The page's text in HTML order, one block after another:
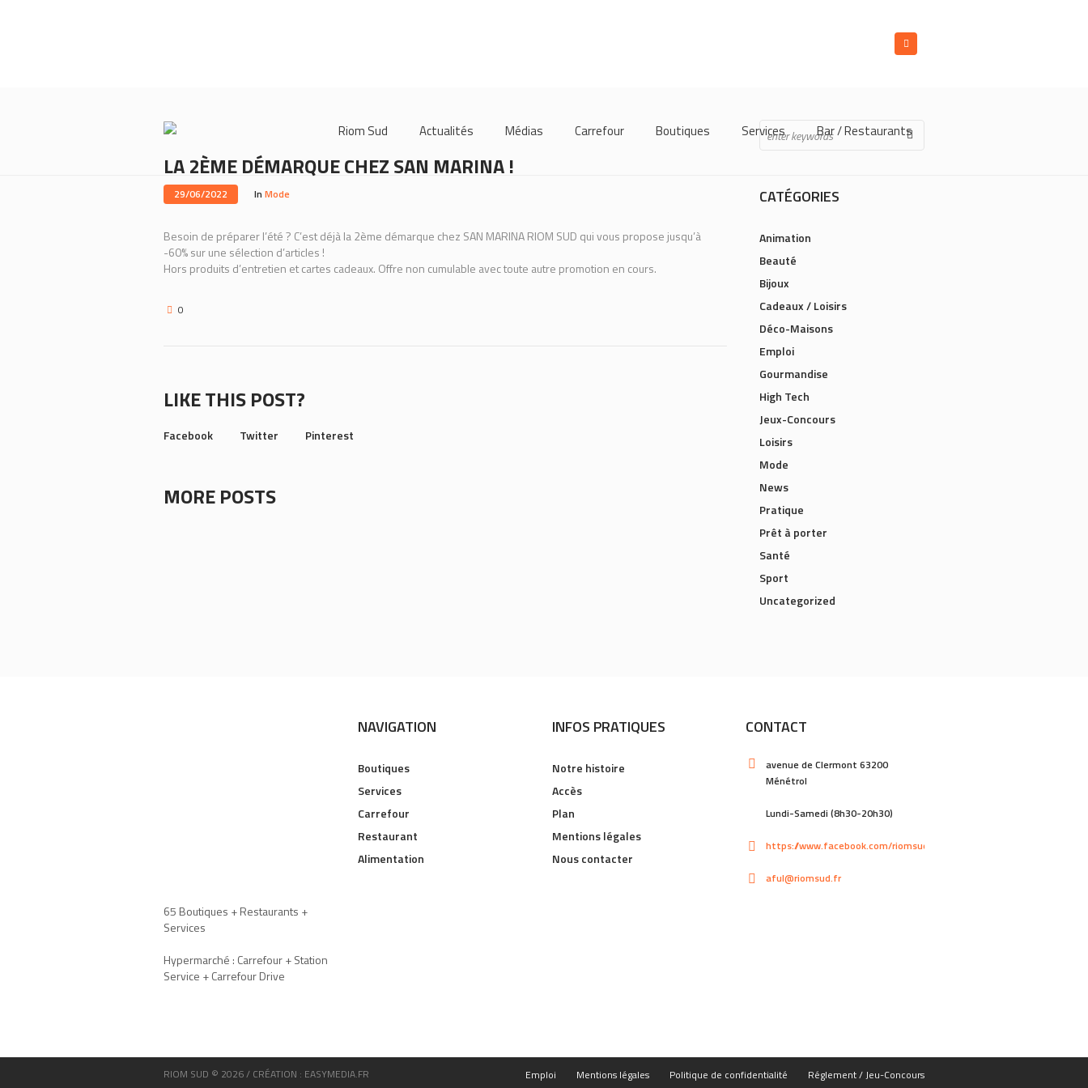
Riom Sud Actualités Médias Carrefour Boutiques Services Bar / Restaurants
LA 2ÈME DÉMARQUE CHEZ SAN MARINA !
29/06/2022 In Mode
Besoin de préparer l’été ? C’est déjà la 2ème démarque chez SAN MARINA RIOM SUD qui vous propose jusqu’à
-60% sur une sélection d’articles !
Hors produits d’entretien et cartes cadeaux. Offre non cumulable avec toute autre promotion en cours.
0
LIKE THIS POST?
Facebook Twitter Pinterest
MORE POSTS
CATÉGORIES
Animation
Beauté
Bijoux
Cadeaux / Loisirs
Déco-Maisons
Emploi
Gourmandise
High Tech
Jeux-Concours
Loisirs
Mode
News
Pratique
Prêt à porter
Santé
Sport
Uncategorized
65 Boutiques + Restaurants +
Services
Hypermarché : Carrefour + Station
Service + Carrefour Drive
NAVIGATION
Boutiques
Services
Carrefour
Restaurant
Alimentation
INFOS PRATIQUES
Notre histoire
Accès
Plan
Mentions légales
Nous contacter
CONTACT
avenue de Clermont 63200
Ménétrol
Lundi-Samedi (8h30-20h30)
https://www.facebook.com/riomsud
aful@riomsud.fr
Emploi Mentions légales Politique de confidentialité Réglement / Jeu-Concours
RIOM SUD © 2026 / CRÉATION : EASYMEDIA.FR